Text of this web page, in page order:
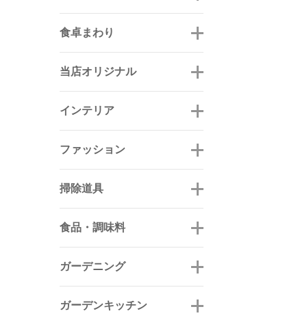
食卓まわり
当店オリジナル
インテリア
ファッション
掃除道具
食品・調味料
ガーデニング
ガーデンキッチン